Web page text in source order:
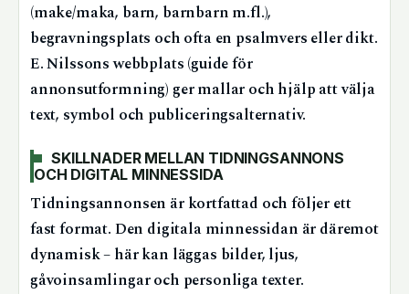
(make/maka, barn, barnbarn m.fl.),
begravningsplats och ofta en psalmvers eller dikt.
E. Nilssons webbplats (guide för
annonsutformning) ger mallar och hjälp att välja
text, symbol och publiceringsalternativ.
SKILLNADER MELLAN TIDNINGSANNONS
OCH DIGITAL MINNESSIDA
Tidningsannonsen är kortfattad och följer ett
fast format. Den digitala minnessidan är däremot
dynamisk – här kan läggas bilder, ljus,
gåvoinsamlingar och personliga texter.